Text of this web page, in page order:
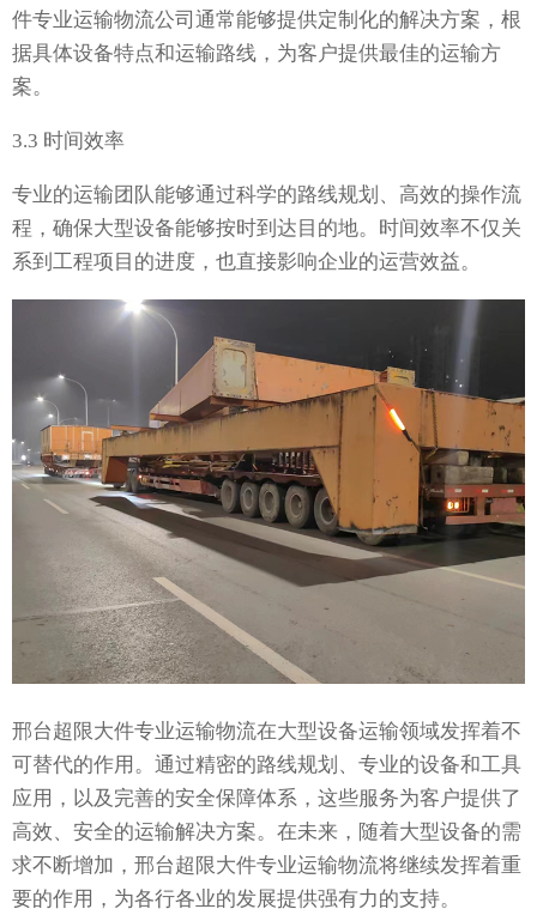
件专业运输物流公司通常能够提供定制化的解决方案，根
据具体设备特点和运输路线，为客户提供最佳的运输方
案。
3.3 时间效率
专业的运输团队能够通过科学的路线规划、高效的操作流
程，确保大型设备能够按时到达目的地。时间效率不仅关
系到工程项目的进度，也直接影响企业的运营效益。
邢台超限大件专业运输物流在大型设备运输领域发挥着不
可替代的作用。通过精密的路线规划、专业的设备和工具
应用，以及完善的安全保障体系，这些服务为客户提供了
高效、安全的运输解决方案。在未来，随着大型设备的需
求不断增加，邢台超限大件专业运输物流将继续发挥着重
要的作用，为各行各业的发展提供强有力的支持。